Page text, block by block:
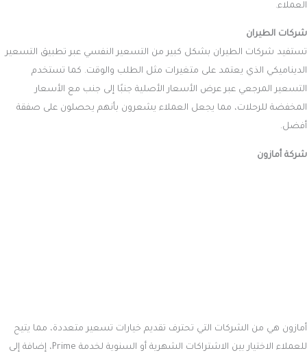
العملاء.
شركات الطيران
تستفيد شركات الطيران بشكل كبير من التسعير النفسي عبر تطبيق التسعير
الديناميكي الذي يعتمد على متغيرات مثل الطلب والوقت. كما تستخدم
التسعير المرجعي عبر عرض الأسعار الأصلية جنبًا إلى جنب مع الأسعار
المخفضة للرحلات، مما يجعل العملاء يشعرون بأنهم يحصلون على صفقة
أفضل.
شركة أمازون
أمازون هي من الشركات التي تحترف تقديم خيارات تسعير متعددة، مما يتيح
للعملاء الاختيار بين الاشتراكات الشهرية أو السنوية لخدمة Prime، إضافة إلى